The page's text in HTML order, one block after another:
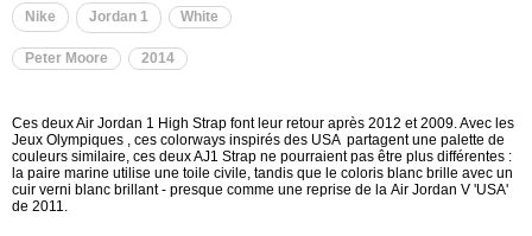
Nike Jordan 1 White
Peter Moore 2014
Ces deux Air Jordan 1 High Strap font leur retour après 2012 et 2009. Avec les
Jeux Olympiques , ces colorways inspirés des USA partagent une palette de
couleurs similaire, ces deux AJ1 Strap ne pourraient pas être plus différentes :
la paire marine utilise une toile civile, tandis que le coloris blanc brille avec un
cuir verni blanc brillant - presque comme une reprise de la Air Jordan V 'USA'
de 2011.